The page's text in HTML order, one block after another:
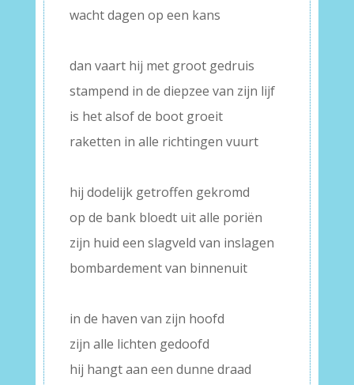
wacht dagen op een kans
dan vaart hij met groot gedruis
stampend in de diepzee van zijn lijf
is het alsof de boot groeit
raketten in alle richtingen vuurt
hij dodelijk getroffen gekromd
op de bank bloedt uit alle poriën
zijn huid een slagveld van inslagen
bombardement van binnenuit
in de haven van zijn hoofd
zijn alle lichten gedoofd
hij hangt aan een dunne draad